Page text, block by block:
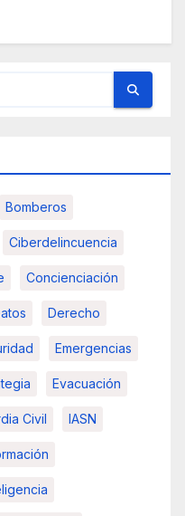
Bomberos
Ciberdelincuencia
Concienciación
Derecho
Emergencias
Evacuación
Civil IASN